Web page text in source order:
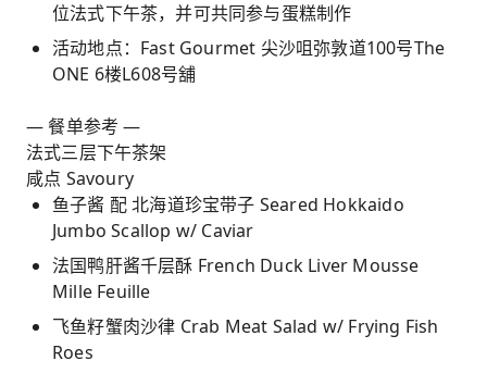
位法式下午茶，并可共同参与蛋糕制作
活动地点：Fast Gourmet 尖沙咀弥敦道100号The
ONE 6楼L608号舖
— 餐单参考 —
法式三层下午茶架
咸点 Savoury
鱼子酱 配 北海道珍宝带子 Seared Hokkaido
Jumbo Scallop w/ Caviar
法国鸭肝酱千层酥 French Duck Liver Mousse
Mille Feuille
飞鱼籽蟹肉沙律 Crab Meat Salad w/ Frying Fish
Roes